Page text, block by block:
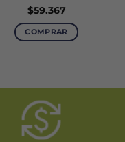
$59.367
COMPRAR